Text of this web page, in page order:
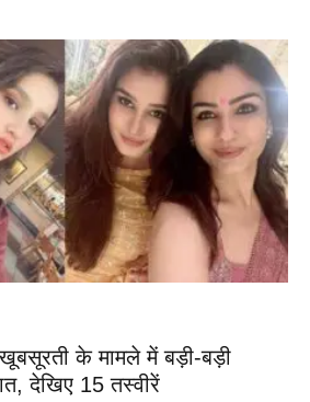
के मामले में बड़ी-बड़ी
देखिए 15 तस्वीरें